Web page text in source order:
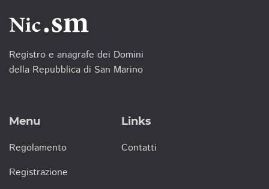
Registro e anagrafe dei Domini
della Repubblica di San Marino
Menu
Regolamento
Registrazione
Links
Contatti